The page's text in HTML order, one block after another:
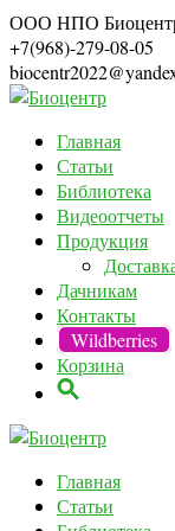
ООО НПО
+7(968)-279-08-05
Главная
Статьи
Библиотека
Видеоотчеты
Продукция
Дачникам
Контакты
Wildberries
Корзина
Главная
Статьи